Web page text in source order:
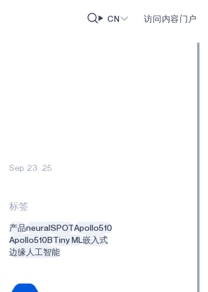
CN 访问内容门户
Sep 23. 25
标签
产品neuralSPOTApollo510
Apollo510BTiny ML嵌入式
边缘人工智能